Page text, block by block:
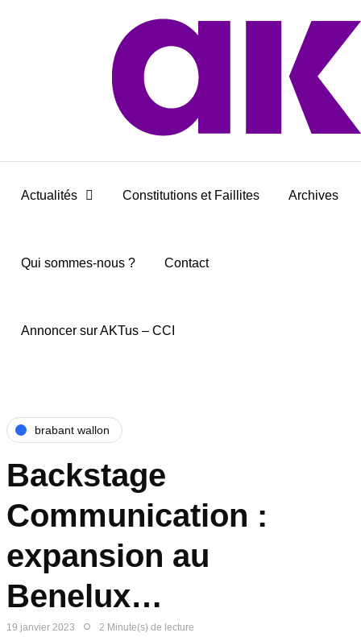
Actualités Constitutions et Faillites Archives
Qui sommes-nous ? Contact
Annoncer sur AKTus – CCI
brabant wallon
Backstage
Communication :
expansion au
Benelux…
19 janvier 2023 2 Minute(s) de lecture